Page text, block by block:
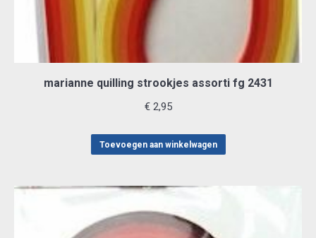
marianne quilling strookjes assorti fg 2431
€2,95
Toevoegen aan winkelwagen